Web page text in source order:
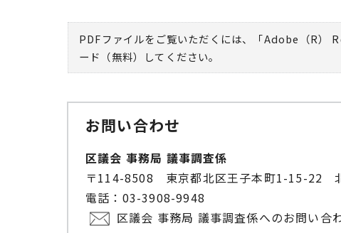
PDFファイルをご覧いただくには、「Adobe（R）
ード（無料）してください。
お問い合わせ
区議会 事務局 議事調査係
〒114-8508 東京都北区王子本町1-15-22
電話：03-3908-9948
区議会 事務局 議事調査係へのお問い合